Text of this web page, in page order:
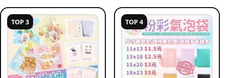
TOP 3 TOP 4